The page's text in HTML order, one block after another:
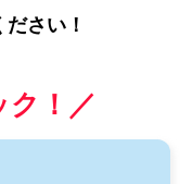
さい！
ク！／